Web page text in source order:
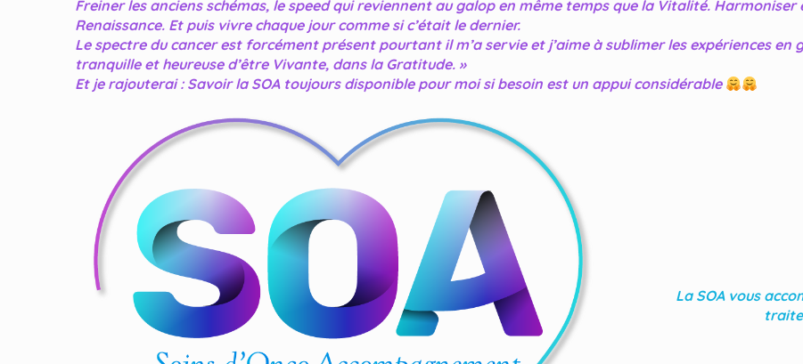
Freiner les anciens schémas, le speed qui reviennent au galop en même temps que la Vitalité.
Renaissance. Et puis vivre chaque jour comme si c’était le dernier.
Le spectre du cancer est forcément présent pourtant il m’a servie et j’aime à sublimer les expériences en
tranquille et heureuse d’être Vivante, dans la Gratitude. »
Et je rajouterai : Savoir la SOA toujours disponible pour moi si besoin est un appui considérable
La SOA vous